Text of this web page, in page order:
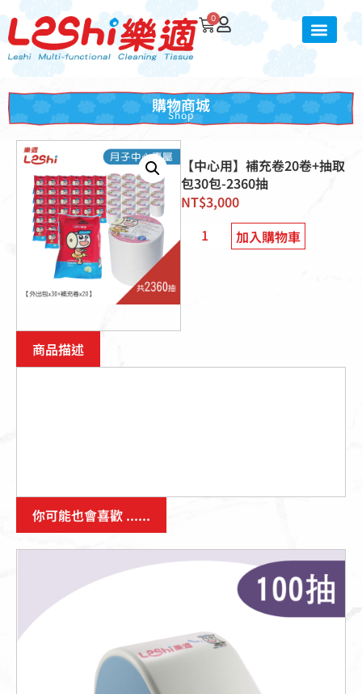
0
購物商城
Shop
【中心用】補充卷20卷+抽取
包30包-2360抽
NT$3,000
加入購物車
商品描述
你可能也會喜歡 ......